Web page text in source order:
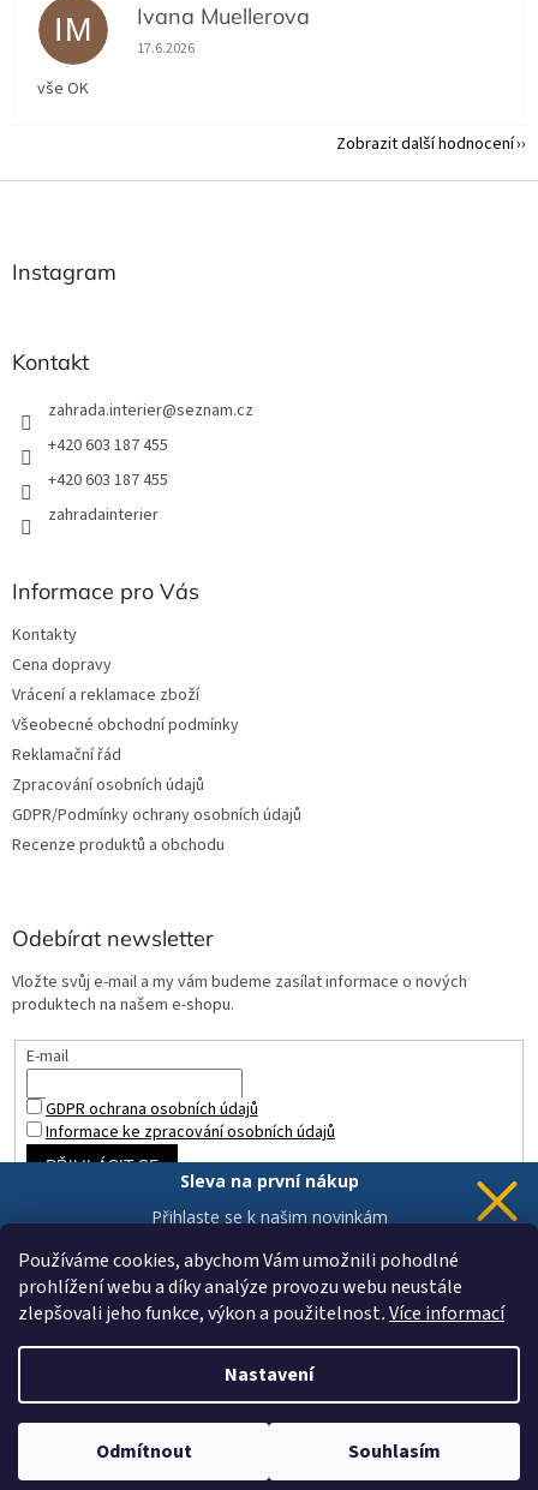
Používáme cookies, abychom Vám umožnili pohodlné
prohlížení webu a díky analýze provozu webu neustále
zlepšovali jeho funkce, výkon a použitelnost.Více informací
Nastavení
Odmítnout Souhlasím
IM Ivana Muellerova
Hodnocení obchodu je 5 z 5 hvězdiček.
17.6.2026
vše OK
Zobrazit další hodnocení
Z
Instagram
Kontakt
zahrada.interier@seznam.cz
+420 603 187 455
+420 603 187 455
zahradainterier
Informace pro Vás
Kontakty
Cena dopravy
Vrácení a reklamace zboží
Všeobecné obchodní podmínky
Reklamační řád
Zpracování osobních údajů
GDPR/Podmínky ochrany osobních údajů
Recenze produktů a obchodu
Odebírat newsletter
Vložte svůj e-mail a my vám budeme zasílat informace o nových
produktech na našem e-shopu.
E-mail
GDPR ochrana osobních údajů
Informace ke zpracování osobních údajů
PŘIHLÁSIT SE
Vytvořil Shoptet
Copyright 2026ZAHRADA a INTERIÉR. Všechna práva vyhrazena.
Upravit nastavení cookies
Sleva na první nákup
Přihlaste se k našim novinkám
Chci novinky a slevu
Vaše data jsou u nás v bezpečí.